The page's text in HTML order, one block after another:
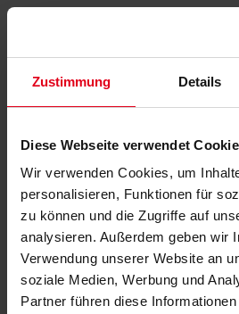
Zustimmung Details
Diese Webseite verwendet
Wir verwenden Cookies, um
personalisieren, Funktionen für
zu können und die Zugriffe auf
analysieren. Außerdem geben wir
Verwendung unserer Website an
soziale Medien, Werbung und
Partner führen diese